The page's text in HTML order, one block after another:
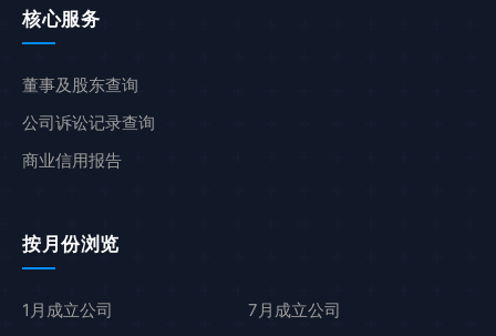
核心服务
董事及股东查询
公司诉讼记录查询
商业信用报告
按月份浏览
1月成立公司
7月成立公司